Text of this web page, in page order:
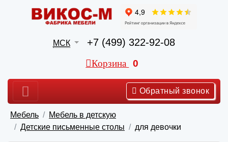
МСК +7 (499) 322-92-08
Корзина 0
Обратный звонок
Мебель
Мебель в детскую
Детские письменные столы
для девочки